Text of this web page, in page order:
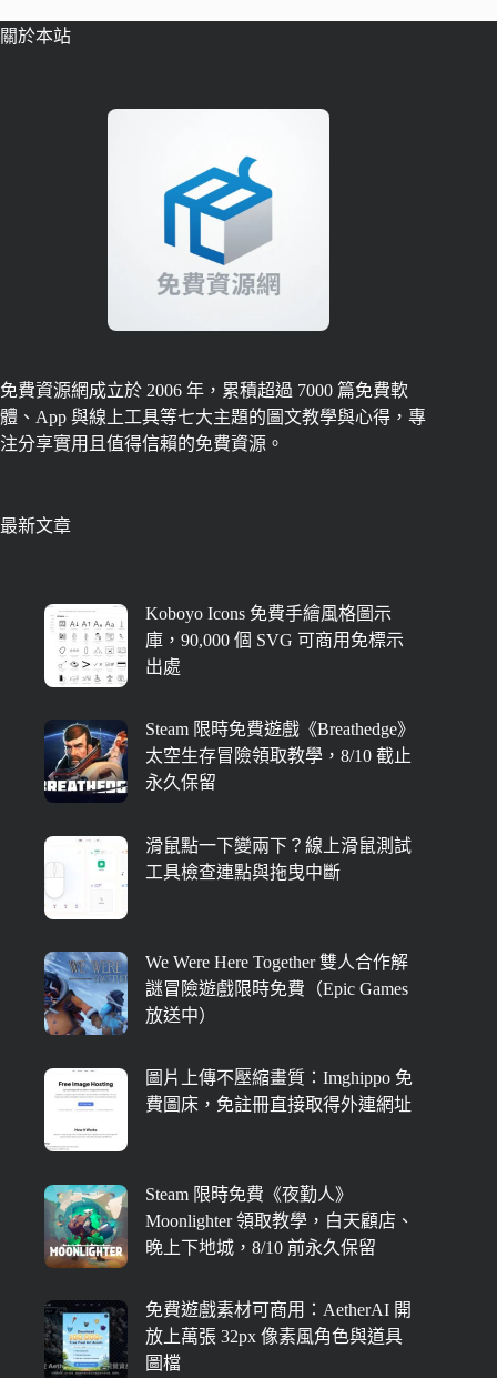
關於本站
免費資源網成立於 2006 年，累積超過 7000 篇免費軟
體、App 與線上工具等七大主題的圖文教學與心得，專
注分享實用且值得信賴的免費資源。
最新文章
Koboyo Icons 免費手繪風格圖示
庫，90,000 個 SVG 可商用免標示
出處
Steam 限時免費遊戲《Breathedge》
太空生存冒險領取教學，8/10 截止
永久保留
滑鼠點一下變兩下？線上滑鼠測試
工具檢查連點與拖曳中斷
We Were Here Together 雙人合作解
謎冒險遊戲限時免費（Epic Games
放送中）
圖片上傳不壓縮畫質：Imghippo 免
費圖床，免註冊直接取得外連網址
Steam 限時免費《夜勤人》
Moonlighter 領取教學，白天顧店、
晚上下地城，8/10 前永久保留
免費遊戲素材可商用：AetherAI 開
放上萬張 32px 像素風角色與道具
圖檔